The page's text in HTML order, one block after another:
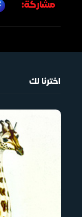
مشاركة:
اخترنا لك